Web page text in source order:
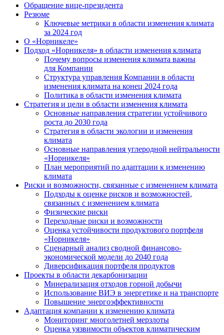
Обращение вице-президента
Резюме
Ключевые метрики в области изменения климата
за 2024 год
О «Норникеле»
Подход «Норникеля» в области изменения климата
Почему вопросы изменения климата важны
для Компании
Структура управления Компании в области
изменения климата на конец 2024 года
Политика в области изменения климата
Стратегия и цели в области изменения климата
Основные направления стратегии устойчивого
роста до 2030 года
Стратегия в области экологии и изменения
климата
Основные направления углеродной нейтральности
«Норникеля»
План мероприятий по адаптации к изменению
климата
Риски и возможности, связанные с изменением климата
Подходы к оценке рисков и возможностей,
связанных с изменением климата
Физические риски
Переходные риски и возможности
Оценка устойчивости продуктового портфеля
«Норникеля»
Сценарный анализ сводной финансово-
экономической модели до 2040 года
Диверсификация портфеля продуктов
Проекты в области декарбонизации
Минерализация отходов горной добычи
Использование ВИЭ в энергетике и на транспорте
Повышение энергоэффективности
Адаптация компании к изменению климата
Мониторинг многолетней мерзлоты
Оценка уязвимости объектов климатическим